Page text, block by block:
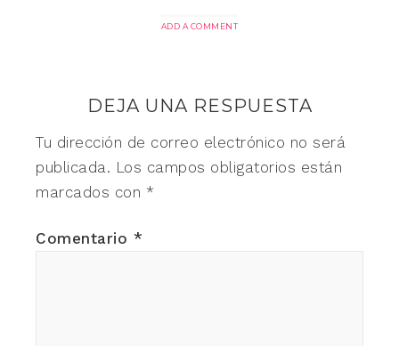
ADD A COMMENT
DEJA UNA RESPUESTA
Tu dirección de correo electrónico no será
publicada. Los campos obligatorios están
marcados con *
Comentario *